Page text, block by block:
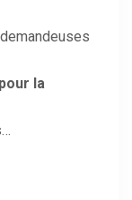
la